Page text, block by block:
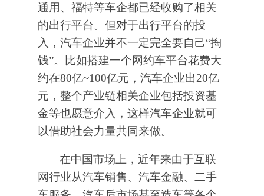
通用、福特等车企都已经收购了相关
的出行平台。但对于出行平台的投
入，汽车企业并不一定完全要自己“掏
钱”。比如搭建一个网约车平台花费大
约在80亿~100亿元，汽车企业出20亿
元，整个产业链相关企业包括投资基
金等也愿意介入，这样汽车企业就可
以借助社会力量共同来做。
在中国市场上，近年来由于互联
网行业从汽车销售、汽车金融、二手